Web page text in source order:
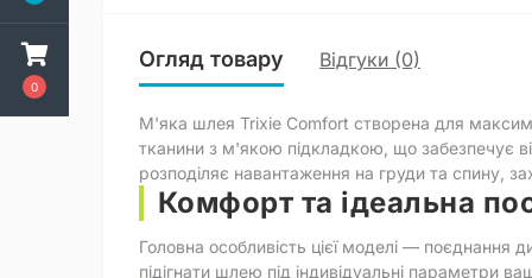
0
Огляд товару Відгуки (0)
М'яка шлея Trixie Comfort створена для
тканини з м'якою підкладкою, що забезпечує
розподіляє навантаження на груди та спину,
Комфорт та ідеальна
Головна особливість цієї моделі — поєднання
підігнати шлею під індивідуальні параметри